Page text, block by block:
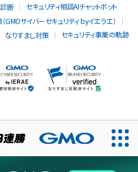
断
セキュリティ相談AIチャットボット
GMOサイバーセキュリティ byイエラエ）
なりすまし対策 セキュリティ事業の軌跡
提供および品質向上とトラフィッ